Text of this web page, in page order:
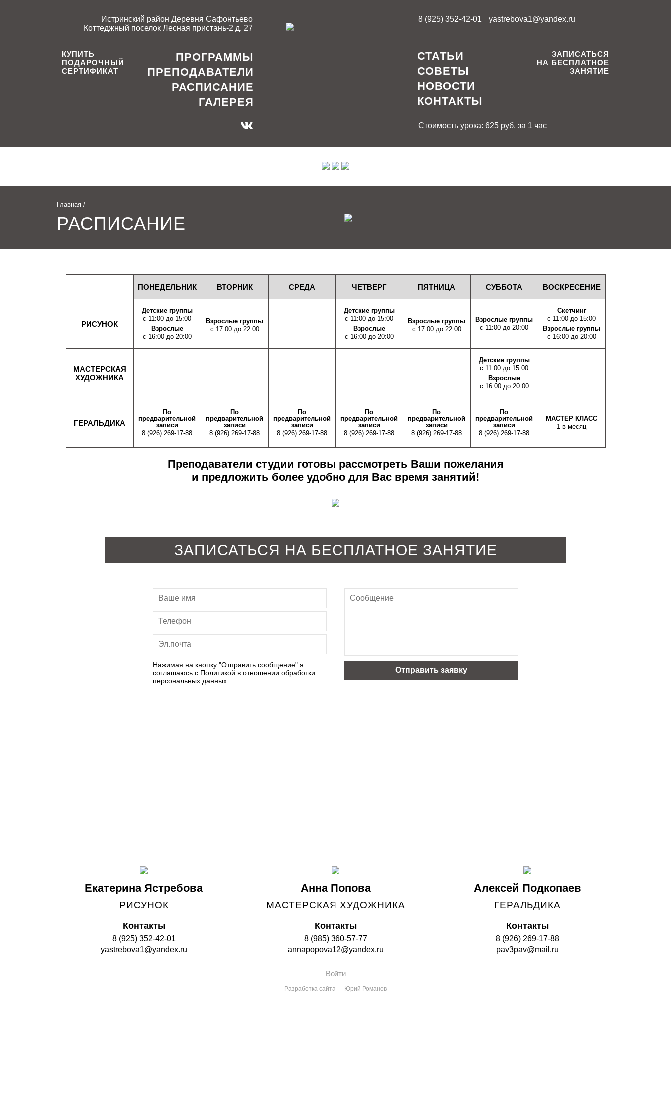
Истринский район Деревня Сафонтьево
Коттеджный поселок Лесная пристань-2 д. 27
КУПИТЬ
ПОДАРОЧНЫЙ
СЕРТИФИКАТ
ПРОГРАММЫ
ПРЕПОДАВАТЕЛИ
РАСПИСАНИЕ
ГАЛЕРЕЯ
8 (925) 352-42-01 yastrebova1@yandex.ru
СТАТЬИ
СОВЕТЫ
НОВОСТИ
КОНТАКТЫ
ЗАПИСАТЬСЯ
НА БЕСПЛАТНОЕ
ЗАНЯТИЕ
Стоимость урока: 625 руб. за 1 час
Главная /
РАСПИСАНИЕ
ПОНЕДЕЛЬНИК ВТОРНИК СРЕДА ЧЕТВЕРГ ПЯТНИЦА СУББОТА ВОСКРЕСЕНИЕ
РИСУНОК
Детские группы
с 11:00 до 15:00
Взрослые
с 16:00 до 20:00
Взрослые группы
с 17:00 до 22:00
Детские группы
с 11:00 до 15:00
Взрослые
с 16:00 до 20:00
Взрослые группы
с 17:00 до 22:00
Взрослые группы
с 11:00 до 20:00
Скетчинг
с 11:00 до 15:00
Взрослые группы
с 16:00 до 20:00
МАСТЕРСКАЯ
ХУДОЖНИКА
Детские группы
с 11:00 до 15:00
Взрослые
с 16:00 до 20:00
ГЕРАЛЬДИКА
По
предварительной
записи
8 (926) 269-17-88
По
предварительной
записи
8 (926) 269-17-88
По
предварительной
записи
8 (926) 269-17-88
По
предварительной
записи
8 (926) 269-17-88
По
предварительной
записи
8 (926) 269-17-88
По
предварительной
записи
8 (926) 269-17-88
МАСТЕР КЛАСС
1 в месяц
Преподаватели студии готовы рассмотреть Ваши пожелания
и предложить более удобно для Вас время занятий!
ЗАПИСАТЬСЯ НА БЕСПЛАТНОЕ ЗАНЯТИЕ
Нажимая на кнопку "Отправить сообщение" я
соглашаюсь с Политикой в отношении обработки
персональных данных
Екатерина Ястребова
РИСУНОК
Контакты
8 (925) 352-42-01
yastrebova1@yandex.ru
Анна Попова
МАСТЕРСКАЯ ХУДОЖНИКА
Контакты
8 (985) 360-57-77
annapopova12@yandex.ru
Алексей Подкопаев
ГЕРАЛЬДИКА
Контакты
8 (926) 269-17-88
pav3pav@mail.ru
Войти
Разработка сайта — Юрий Романов